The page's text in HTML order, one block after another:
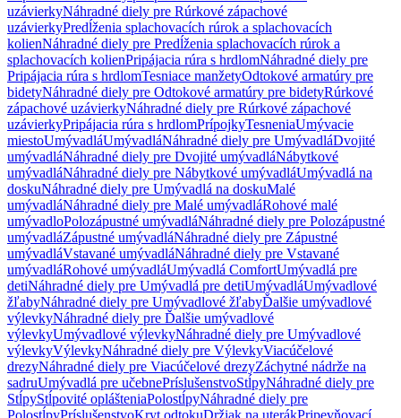
uzávierkyNáhradné diely pre Rúrkové zápachové
uzávierkyPredĺženia splachovacích rúrok a splachovacích
kolienNáhradné diely pre Predĺženia splachovacích rúrok a
splachovacích kolienPripájacia rúra s hrdlomNáhradné diely pre
Pripájacia rúra s hrdlomTesniace manžetyOdtokové armatúry pre
bidetyNáhradné diely pre Odtokové armatúry pre bidetyRúrkové
zápachové uzávierkyNáhradné diely pre Rúrkové zápachové
uzávierkyPripájacia rúra s hrdlomPrípojkyTesneniaUmývacie
miestoUmývadláUmývadláNáhradné diely pre UmývadláDvojité
umývadláNáhradné diely pre Dvojité umývadláNábytkové
umývadláNáhradné diely pre Nábytkové umývadláUmývadlá na
doskuNáhradné diely pre Umývadlá na doskuMalé
umývadláNáhradné diely pre Malé umývadláRohové malé
umývadloPolozápustné umývadláNáhradné diely pre Polozápustné
umývadláZápustné umývadláNáhradné diely pre Zápustné
umývadláVstavané umývadláNáhradné diely pre Vstavané
umývadláRohové umývadláUmývadlá ComfortUmývadlá pre
detiNáhradné diely pre Umývadlá pre detiUmývadláUmývadlové
žľabyNáhradné diely pre Umývadlové žľabyĎalšie umývadlové
výlevkyNáhradné diely pre Ďalšie umývadlové
výlevkyUmývadlové výlevkyNáhradné diely pre Umývadlové
výlevkyVýlevkyNáhradné diely pre VýlevkyViacúčelové
drezyNáhradné diely pre Viacúčelové drezyZáchytné nádrže na
sadruUmývadlá pre učebnePríslušenstvoStĺpyNáhradné diely pre
StĺpyStĺpovité oplášteniaPolostĺpyNáhradné diely pre
PolostĺpyPríslušenstvoKryt odtokuDržiak na uterákPripevňovací